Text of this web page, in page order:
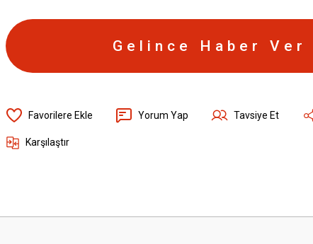
Gelince Haber Ver
Yorum Yap Tavsiye Et
Karşılaştır